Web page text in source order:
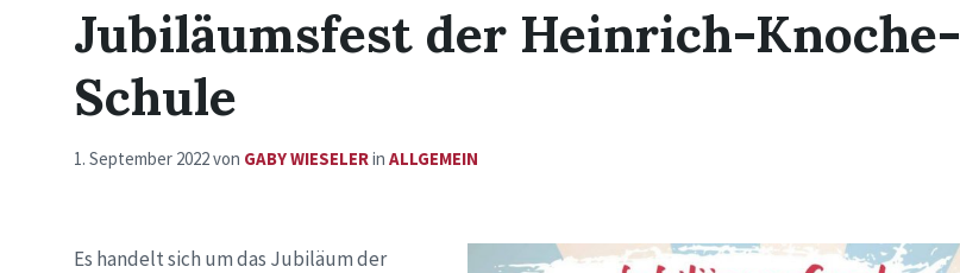
Jubiläumsfest der Heinrich-Knoche-
Schule
1. September 2022von GABY WIESELERin ALLGEMEIN
Es handelt sich um das Jubiläum der